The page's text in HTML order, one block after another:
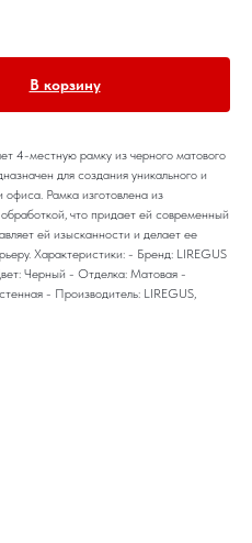
В корзину
4-местную рамку из черного матового
для создания уникального и
офиса. Рамка изготовлена из
что придает ей современный
ей изысканности и делает ее
Характеристики: - Бренд: LIREGUS
Черный - Отделка: Матовая -
- Производитель: LIREGUS,